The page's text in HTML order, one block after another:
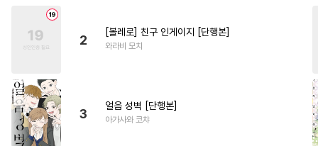
2
[볼레로] 친구 인게이지 [단행본]
와라비 모치
3
얼음 성벽 [단행본]
아가사와 코챠